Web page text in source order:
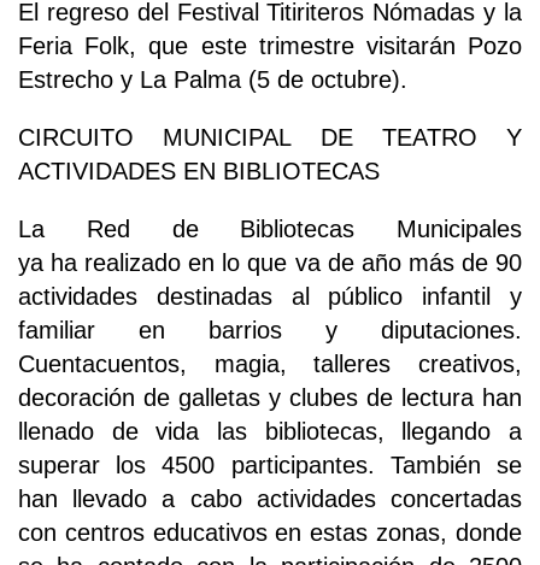
El regreso del Festival Titiriteros Nómadas y la
Feria Folk, que este trimestre visitarán Pozo
Estrecho y La Palma (5 de octubre).
CIRCUITO MUNICIPAL DE TEATRO Y
ACTIVIDADES EN BIBLIOTECAS
La Red de Bibliotecas Municipales
ya ha realizado en lo que va de año más de 90
actividades destinadas al público infantil y
familiar en barrios y diputaciones.
Cuentacuentos, magia, talleres creativos,
decoración de galletas y clubes de lectura han
llenado de vida las bibliotecas, llegando a
superar los 4500 participantes. También se
han llevado a cabo actividades concertadas
con centros educativos en estas zonas, donde